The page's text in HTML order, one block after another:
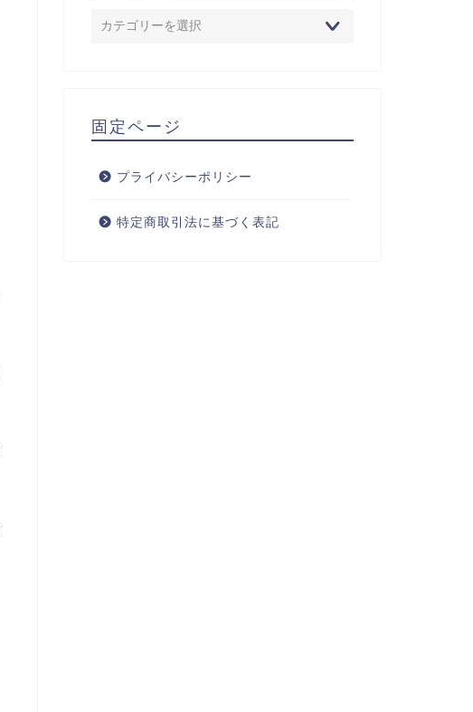
固定ページ
プライバシーポリシー
特定商取引法に基づく表記